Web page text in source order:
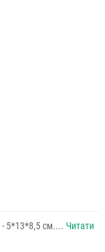
5*13*8,5 см.... Читати